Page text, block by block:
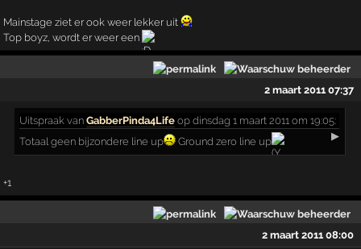
Mainstage ziet er ook weer lekker uit
Top boyz, wordt er weer een
2 maart 2011 07:37
Uitspraak vanGabberPinda4Life op dinsdag 1 maart 2011 om 19:05:
▶
Totaal geen bijzondere line up Ground zero line up
+1
2 maart 2011 08:00